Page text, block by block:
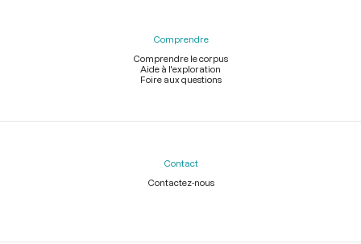
Comprendre
Comprendre le corpus
Aide à l'exploration
Foire aux questions
Contact
Contactez-nous
Légal